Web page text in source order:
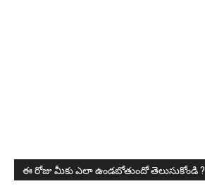
ఈ రోజు మీకు ఎలా ఉండబోతుందో తెలుసుకోండి ?